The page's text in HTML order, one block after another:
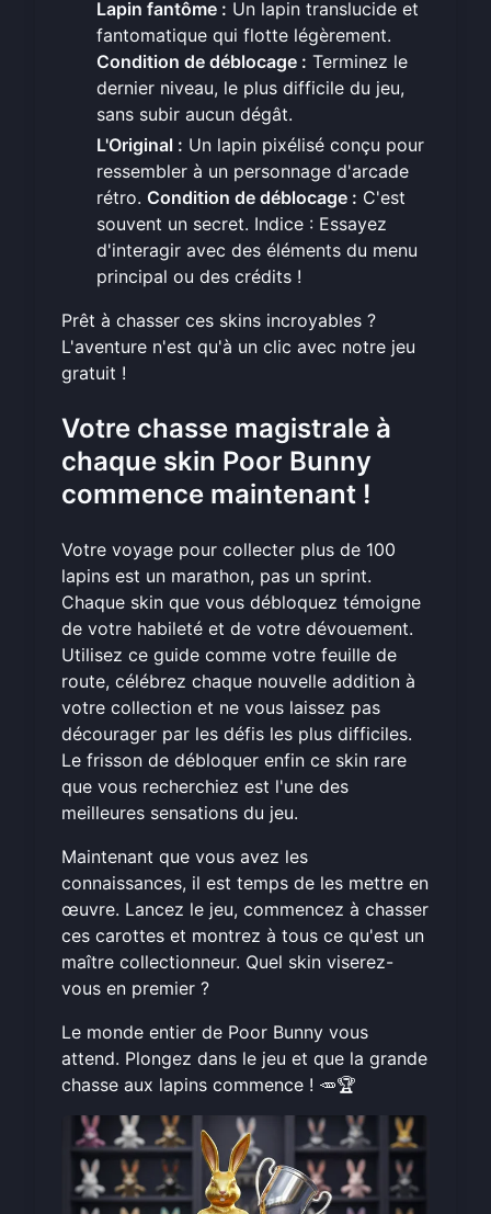
Lapin fantôme : Un lapin translucide et
fantomatique qui flotte légèrement.
Condition de déblocage : Terminez le
dernier niveau, le plus difficile du jeu,
sans subir aucun dégât.
L'Original : Un lapin pixélisé conçu pour
ressembler à un personnage d'arcade
rétro. Condition de déblocage : C'est
souvent un secret. Indice : Essayez
d'interagir avec des éléments du menu
principal ou des crédits !
Prêt à chasser ces skins incroyables ?
L'aventure n'est qu'à un clic avec notre jeu
gratuit !
Votre chasse magistrale à
chaque skin Poor Bunny
commence maintenant !
Votre voyage pour collecter plus de 100
lapins est un marathon, pas un sprint.
Chaque skin que vous débloquez témoigne
de votre habileté et de votre dévouement.
Utilisez ce guide comme votre feuille de
route, célébrez chaque nouvelle addition à
votre collection et ne vous laissez pas
décourager par les défis les plus difficiles.
Le frisson de débloquer enfin ce skin rare
que vous recherchiez est l'une des
meilleures sensations du jeu.
Maintenant que vous avez les
connaissances, il est temps de les mettre en
œuvre. Lancez le jeu, commencez à chasser
ces carottes et montrez à tous ce qu'est un
maître collectionneur. Quel skin viserez-
vous en premier ?
Le monde entier de Poor Bunny vous
attend. Plongez dans le jeu et que la grande
chasse aux lapins commence ! 🥕🏆